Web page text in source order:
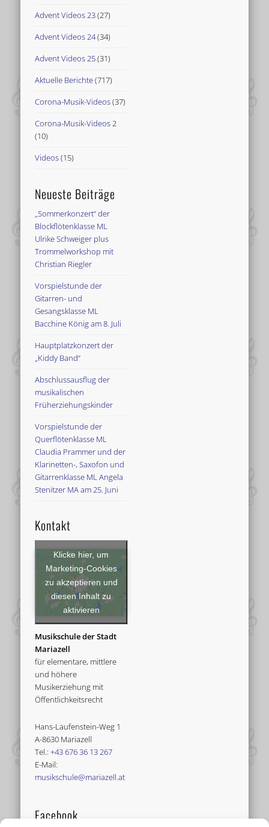
Advent Videos 23(27)
Advent Videos 24(34)
Advent Videos 25(31)
Aktuelle Berichte(717)
Corona-Musik-Videos(37)
Corona-Musik-Videos 2
(10)
Videos(15)
Neueste Beiträge
„Sommerkonzert“ der
Blockflötenklasse ML
Ulrike Schweiger plus
Trommelworkshop mit
Christian Riegler
Vorspielstunde der
Gitarren- und
Gesangsklasse ML
Bacchine König am 8. Juli
Hauptplatzkonzert der
„Kiddy Band“
Abschlussausflug der
musikalischen
Früherziehungskinder
Vorspielstunde der
Querflötenklasse ML
Claudia Prammer und der
Klarinetten-, Saxofon und
Gitarrenklasse ML Angela
Stenitzer MA am 25. Juni
Kontakt
Klicke hier, um
Marketing-Cookies
zu akzeptieren und
diesen Inhalt zu
aktivieren
Musikschule der Stadt
Mariazell
für elementare, mittlere
und höhere
Musikerziehung mit
Öffentlichkeitsrecht
Hans-Laufenstein-Weg 1
A-8630 Mariazell
Tel.:+43 676 36 13 267
E-Mail:
musikschule@mariazell.at
Facebook